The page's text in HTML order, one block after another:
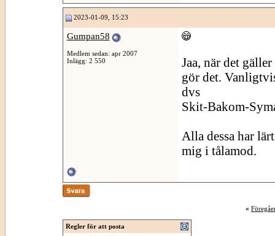
2023-01-09, 15:23
Gumpan58
Medlem sedan: apr 2007
Inlägg: 2 550
Jaa, när det
gör det.
dvs
Skit-Bakom-
Alla dessa har
mig i tålamod.
«
Regler för att posta